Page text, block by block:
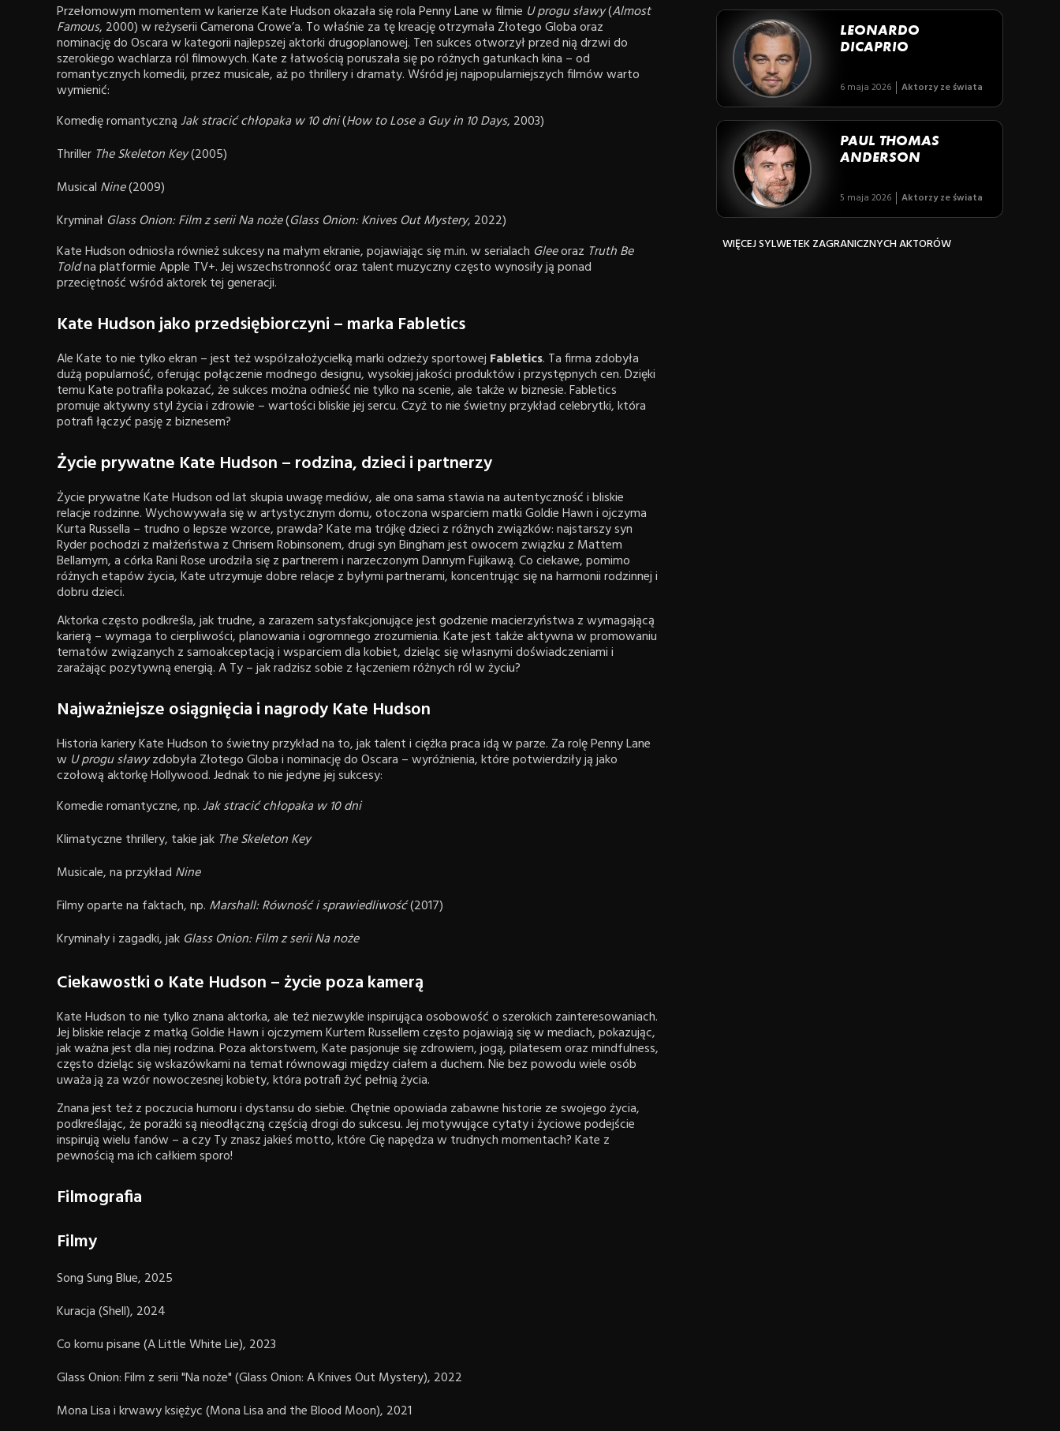
Przełomowym momentem w karierze Kate Hudson okazała się rola Penny Lane w filmie U progu sławy(Almost
Famous, 2000) w reżyserii Camerona Crowe’a. To właśnie za tę kreację otrzymała Złotego Globa oraz
nominację do Oscara w kategorii najlepszej aktorki drugoplanowej. Ten sukces otworzył przed nią drzwi do
szerokiego wachlarza ról filmowych. Kate z łatwością poruszała się po różnych gatunkach kina – od
romantycznych komedii, przez musicale, aż po thrillery i dramaty. Wśród jej najpopularniejszych filmów warto
wymienić:
Komedię romantycznąJak stracić chłopaka w 10 dni(How to Lose a Guy in 10 Days, 2003)
Thriller The Skeleton Key(2005)
Musical Nine(2009)
Kryminał Glass Onion: Film z serii Na noże(Glass Onion: Knives Out Mystery, 2022)
Kate Hudson odniosła również sukcesy na małym ekranie, pojawiając się m.in. w serialach Gleeoraz Truth Be
Toldna platformie Apple TV+. Jej wszechstronność oraz talent muzyczny często wynosiły ją ponad
przeciętność wśród aktorek tej generacji.
Kate Hudson jako przedsiębiorczyni – marka Fabletics
Ale Kate to nie tylko ekran – jest też współzałożycielką marki odzieży sportowej Fabletics. Ta firma zdobyła
dużą popularność, oferując połączenie modnego designu, wysokiej jakości produktów i przystępnych cen. Dzięki
temu Kate potrafiła pokazać, że sukces można odnieść nie tylko na scenie, ale także w biznesie. Fabletics
promuje aktywny styl życia i zdrowie – wartości bliskie jej sercu. Czyż to nie świetny przykład celebrytki, która
potrafi łączyć pasję z biznesem?
Życie prywatne Kate Hudson – rodzina, dzieci i partnerzy
Życie prywatne Kate Hudson od lat skupia uwagę mediów, ale ona sama stawia na autentyczność i bliskie
relacje rodzinne. Wychowywała się w artystycznym domu, otoczona wsparciem matki Goldie Hawn i ojczyma
Kurta Russella – trudno o lepsze wzorce, prawda? Kate ma trójkę dzieci z różnych związków: najstarszy syn
Ryder pochodzi z małżeństwa z Chrisem Robinsonem, drugi syn Bingham jest owocem związku z Mattem
Bellamym, a córka Rani Rose urodziła się z partnerem i narzeczonym Dannym Fujikawą. Co ciekawe, pomimo
różnych etapów życia, Kate utrzymuje dobre relacje z byłymi partnerami, koncentrując się na harmonii rodzinnej i
dobru dzieci.
Aktorka często podkreśla, jak trudne, a zarazem satysfakcjonujące jest godzenie macierzyństwa z wymagającą
karierą – wymaga to cierpliwości, planowania i ogromnego zrozumienia. Kate jest także aktywna w promowaniu
tematów związanych z samoakceptacją i wsparciem dla kobiet, dzieląc się własnymi doświadczeniami i
zarażając pozytywną energią. A Ty – jak radzisz sobie z łączeniem różnych ról w życiu?
Najważniejsze osiągnięcia i nagrody Kate Hudson
Historia kariery Kate Hudson to świetny przykład na to, jak talent i ciężka praca idą w parze. Za rolę Penny Lane
w U progu sławyzdobyła Złotego Globa i nominację do Oscara – wyróżnienia, które potwierdziły ją jako
czołową aktorkę Hollywood. Jednak to nie jedyne jej sukcesy:
Komedie romantyczne, np.Jak stracić chłopaka w 10 dni
Klimatyczne thrillery, takie jak The Skeleton Key
Musicale, na przykład Nine
Filmy oparte na faktach, np. Marshall: Równość i sprawiedliwość(2017)
Kryminały i zagadki, jak Glass Onion: Film z serii Na noże
Ciekawostki o Kate Hudson – życie poza kamerą
Kate Hudson to nie tylko znana aktorka, ale też niezwykle inspirująca osobowość o szerokich zainteresowaniach.
Jej bliskie relacje z matką Goldie Hawn i ojczymem Kurtem Russellem często pojawiają się w mediach, pokazując,
jak ważna jest dla niej rodzina. Poza aktorstwem, Kate pasjonuje się zdrowiem, jogą, pilatesem oraz mindfulness,
często dzieląc się wskazówkami na temat równowagi między ciałem a duchem. Nie bez powodu wiele osób
uważa ją za wzór nowoczesnej kobiety, która potrafi żyć pełnią życia.
Znana jest też z poczucia humoru i dystansu do siebie. Chętnie opowiada zabawne historie ze swojego życia,
podkreślając, że porażki są nieodłączną częścią drogi do sukcesu. Jej motywujące cytaty i życiowe podejście
inspirują wielu fanów – a czy Ty znasz jakieś motto, które Cię napędza w trudnych momentach? Kate z
pewnością ma ich całkiem sporo!
Filmografia
Filmy
Song Sung Blue, 2025
Kuracja (Shell), 2024
Co komu pisane (A Little White Lie), 2023
Glass Onion: Film z serii "Na noże" (Glass Onion: A Knives Out Mystery), 2022
Mona Lisa i krwawy księżyc (Mona Lisa and the Blood Moon), 2021
LEONARDO
DICAPRIO
6 maja 2026 Aktorzy ze świata
PAUL THOMAS
ANDERSON
5 maja 2026 Aktorzy ze świata
WIĘCEJ SYLWETEK ZAGRANICZNYCH AKTORÓW